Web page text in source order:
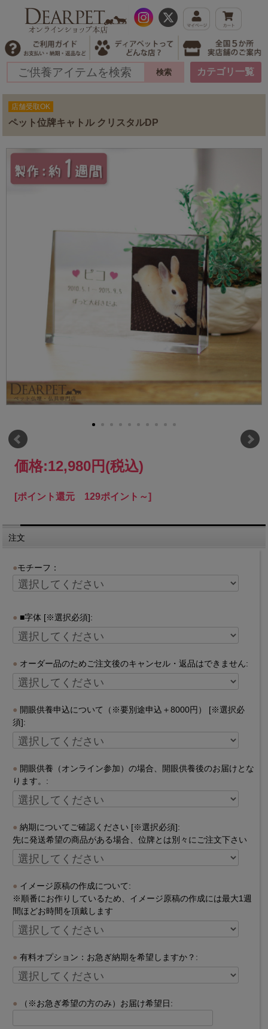
カテゴリ一覧
店舗受取OK
ペット位牌キャトル クリスタルDP
価格:12,980円(税込)
[ポイント還元 129ポイント～]
注文
モチーフ：
■字体 [※選択必須]:
オーダー品のためご注文後のキャンセル・返品はできません:
開眼供養申込について（※要別途申込＋8000円） [※選択必
須]:
開眼供養（オンライン参加）の場合、開眼供養後のお届けとな
ります。:
納期についてご確認ください [※選択必須]:
先に発送希望の商品がある場合、位牌とは別々にご注文下さい
イメージ原稿の作成について:
※順番にお作りしているため、イメージ原稿の作成には最大1週
間ほどお時間を頂戴します
有料オプション：お急ぎ納期を希望しますか？:
（※お急ぎ希望の方のみ）お届け希望日: